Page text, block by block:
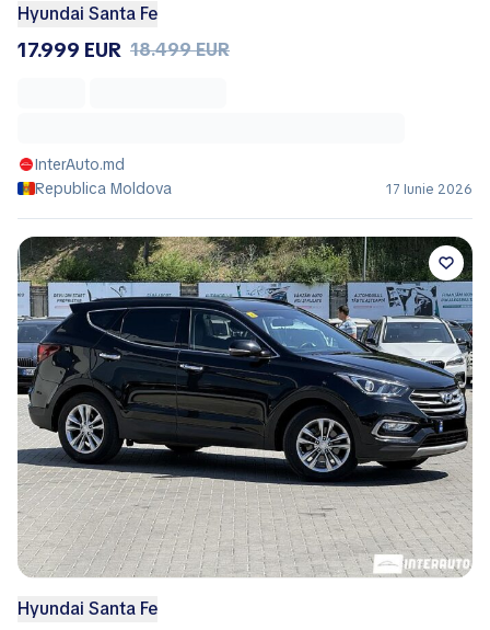
Hyundai Santa Fe
17.999 EUR 18.499 EUR
InterAuto.md
Republica Moldova
17 Iunie 2026
Hyundai Santa Fe